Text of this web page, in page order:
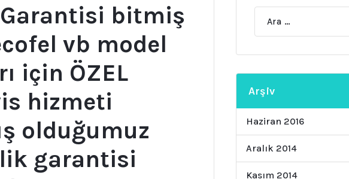
bitmiş
vb model
için ÖZEL
hizmeti
olduğumuz
garantisi
Arşiv
Haziran 2016
Aralık 2014
Kasım 2014